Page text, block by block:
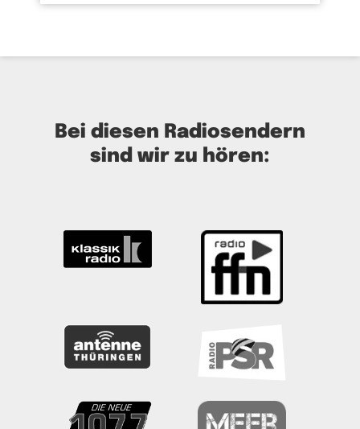
Nächsten, der unsere Liebe braucht. Und
gehören zusammen. Das weiß die alte
jüdische Weisung, die Jesus aufnimmt und
bekräftigt. „Du sollst deinen Nächsten lieben
einverstanden sein, so wie du bist. Mit Körper
und Seele. Für beides gut zu sorgen, muss
Zeit sein. Und aufhören muss, dass ich die
Schuld immer bei mir suche, dass ich mich
nicht gewachsen sehe, dass ich mich klein
rede, dass ich Entscheidungen mir nicht
die zögerliche Verneinung meines
Gegenübers zu einem persönlichen Angebot
Bei diesen Radiosendern
sind wir zu hören: